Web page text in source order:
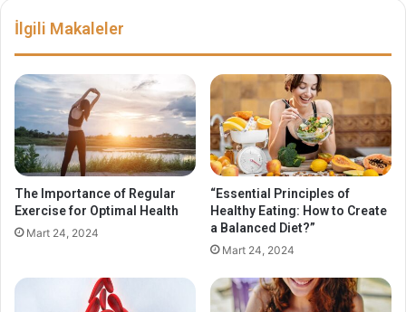
İlgili Makaleler
The Importance of Regular
Exercise for Optimal Health
Mart 24, 2024
“Essential Principles of
Healthy Eating: How to Create
a Balanced Diet?”
Mart 24, 2024